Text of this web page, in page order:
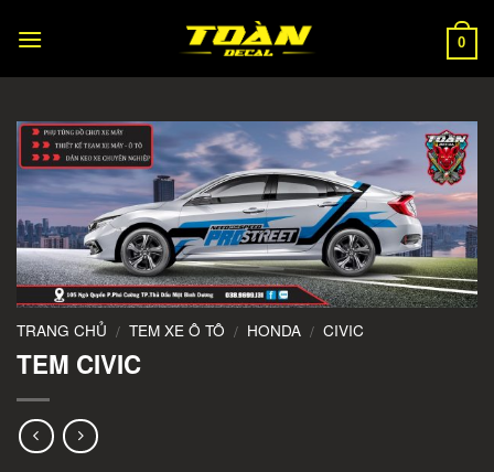
0
TRANG CHỦ / TEM XE Ô TÔ / HONDA / CIVIC
TEM CIVIC